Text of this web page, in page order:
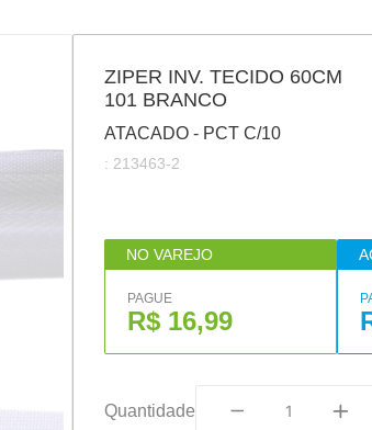
ZIPER INV. TECIDO 60CM
101 BRANCO
ATACADO - PCT C/10
: 213463-2
NO VAREJO
PAGUE
R$ 16,99
Quantidade